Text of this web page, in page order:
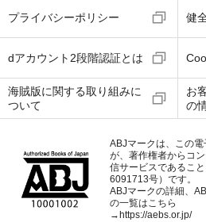
プライバシーポリシー 健
dアカウント2段階認証とは
海賊版に関する取り組みに
ついて
お
の
ABJマークは、この
が、著作権者からコ
信サービスであるこ
6091713号）です。
ABJマークの詳細、
の一覧はこちら
→ https://aebs.or.jp/